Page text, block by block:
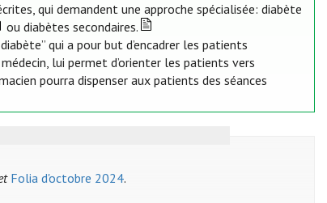
qui demandent une approche spécialisée: diabète
ou diabètes secondaires.
qui a pour but d’encadrer les patients
lui permet d’orienter les patients vers
pourra dispenser aux patients des séances
Folia d'octobre 2024.